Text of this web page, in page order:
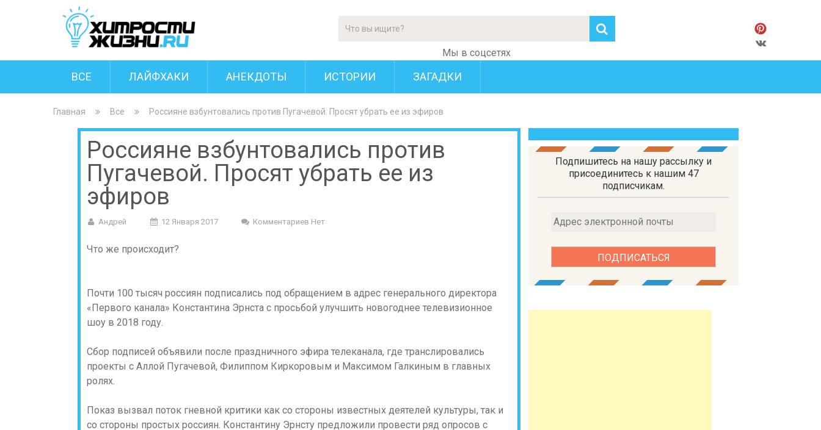
Мы в соцсетях
ВСЕ ЛАЙФХАКИ АНЕКДОТЫ ИСТОРИИ ЗАГАДКИ
Главная Все Россияне взбунтовались против Пугачевой. Просят убрать ее из эфиров
Россияне взбунтовались против
Пугачевой. Просят убрать ее из
эфиров
Андрей 12 Января 2017 Комментариев Нет
Что же происходит?
Почти 100 тысяч россиян подписались под обращением в адрес генерального директора
«Первого канала» Константина Эрнста с просьбой улучшить новогоднее телевизионное
шоу в 2018 году.
Сбор подписей объявили после праздничного эфира телеканала, где транслировались
проекты с Аллой Пугачевой, Филиппом Киркоровым и Максимом Галкиным в главных
ролях.
Показ вызвал поток гневной критики как со стороны известных деятелей культуры, так и
со стороны простых россиян. Константину Эрнсту предложили провести ряд опросов с
Подпишитесь на нашу рассылку и
присоединитесь к нашим 47
подписчикам.